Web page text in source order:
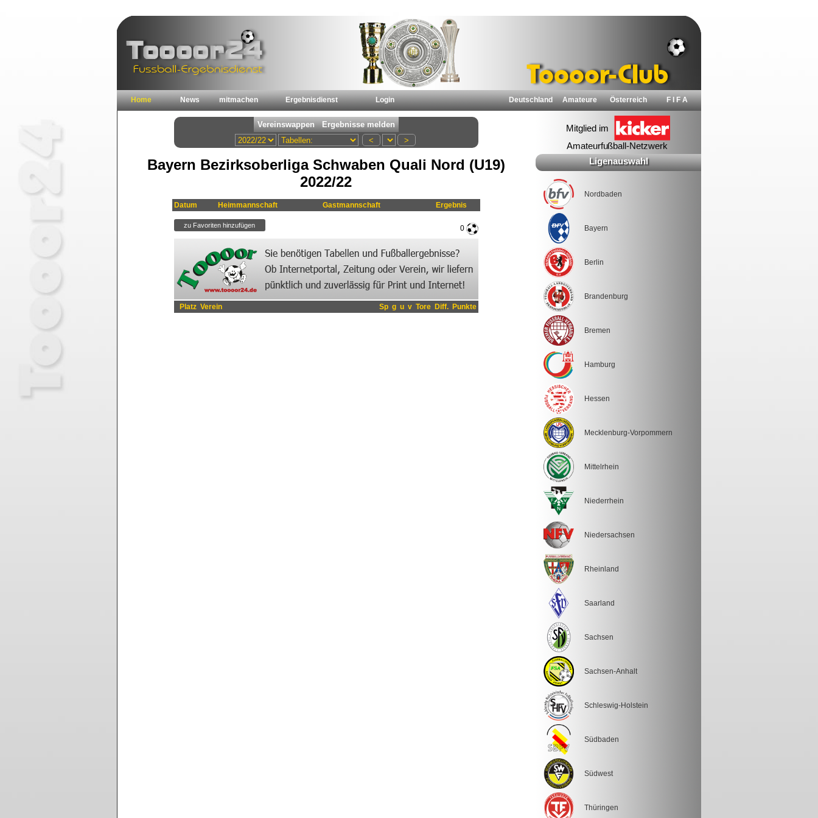
Home News mitmachen Ergebnisdienst Login Deutschland Amateure Österreich F I F A
Bayern Bezirksoberliga Schwaben Quali Nord (U19)
2022/22
Datum Heimmannschaft Gastmannschaft Ergebnis
0
Platz Verein Sp g u v Tore Diff. Punkte
Ligenauswahl
Nordbaden
Bayern
Berlin
Brandenburg
Bremen
Hamburg
Hessen
Mecklenburg-Vorpommern
Mittelrhein
Niederrhein
Niedersachsen
Rheinland
Saarland
Sachsen
Sachsen-Anhalt
Schleswig-Holstein
Südbaden
Südwest
Thüringen